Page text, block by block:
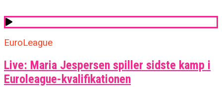
EuroLeague
Live: Maria Jespersen spiller sidste kamp i
Euroleague-kvalifikationen